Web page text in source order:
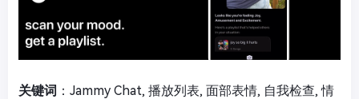
关键词 ：Jammy Chat, 播放列表, 面部表情, 自我检查, 情